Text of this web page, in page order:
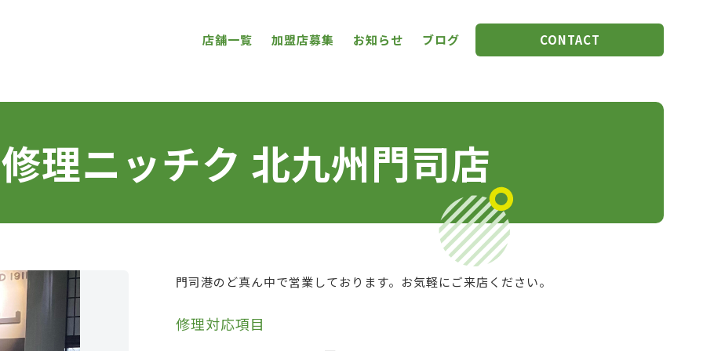
CONTACT
店舗一覧 加盟店募集 お知らせ ブログ
理ニッチク 北九州門司店
門司港のど真ん中で営業しております。お気軽にご来店ください。
修理対応項目